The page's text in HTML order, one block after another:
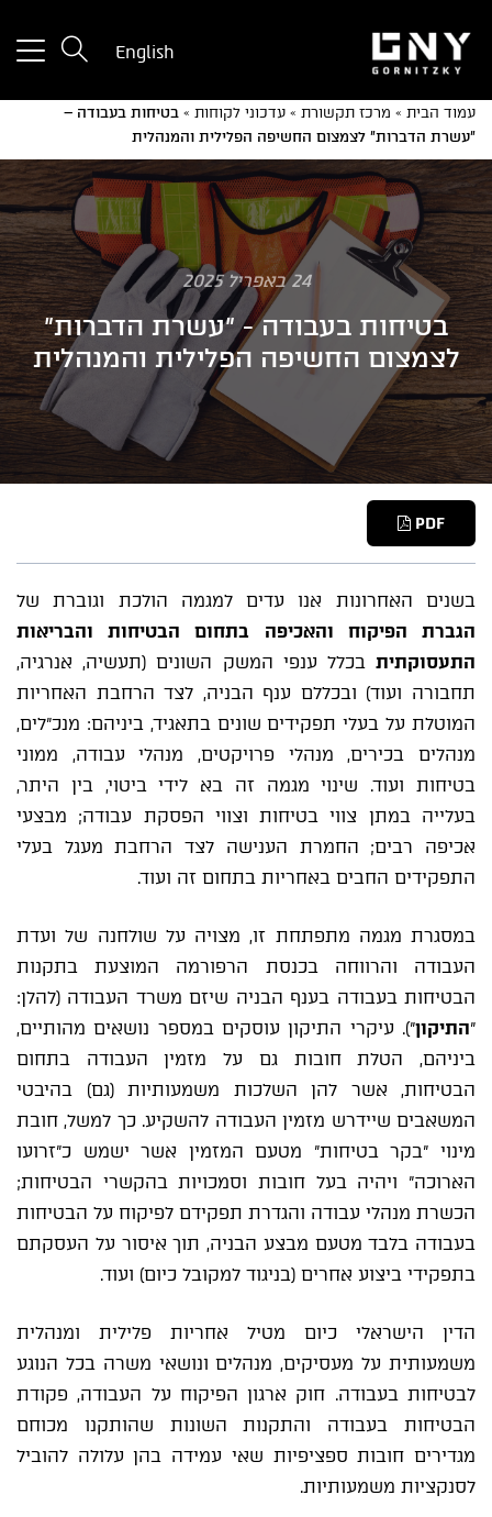
English
עמוד הבית » מרכז תקשורת » עדכוני לקוחות » בטיחות בעבודה –
"עשרת הדברות" לצמצום החשיפה הפלילית והמנהלית
24 באפריל 2025
בטיחות בעבודה - "עשרת הדברות"
לצמצום החשיפה הפלילית והמנהלית
PDF
בשנים האחרונות אנו עדים למגמה הולכת וגוברת של
הגברת הפיקוח והאכיפה בתחום הבטיחות והבריאות
התעסוקתית בכלל ענפי המשק השונים (תעשיה, אנרגיה,
תחבורה ועוד) ובכללם ענף הבניה, לצד הרחבת האחריות
המוטלת על בעלי תפקידים שונים בתאגיד, ביניהם: מנכ"לים,
מנהלים בכירים, מנהלי פרויקטים, מנהלי עבודה, ממוני
בטיחות ועוד. שינוי מגמה זה בא לידי ביטוי, בין היתר,
בעלייה במתן צווי בטיחות וצווי הפסקת עבודה; מבצעי
אכיפה רבים; החמרת הענישה לצד הרחבת מעגל בעלי
התפקידים החבים באחריות בתחום זה ועוד.
במסגרת מגמה מתפתחת זו, מצויה על שולחנה של ועדת
העבודה והרווחה בכנסת הרפורמה המוצעת בתקנות
הבטיחות בעבודה בענף הבניה שיזם משרד העבודה (להלן:
"התיקון"). עיקרי התיקון עוסקים במספר נושאים מהותיים,
ביניהם, הטלת חובות גם על מזמין העבודה בתחום
הבטיחות, אשר להן השלכות משמעותיות (גם) בהיבטי
המשאבים שיידרש מזמין העבודה להשקיע. כך למשל, חובת
מינוי "בקר בטיחות" מטעם המזמין אשר ישמש כ"זרועו
הארוכה" ויהיה בעל חובות וסמכויות בהקשרי הבטיחות;
הכשרת מנהלי עבודה והגדרת תפקידם לפיקוח על הבטיחות
בעבודה בלבד מטעם מבצע הבניה, תוך איסור על העסקתם
בתפקידי ביצוע אחרים (בניגוד למקובל כיום) ועוד.
הדין הישראלי כיום מטיל אחריות פלילית ומנהלית
משמעותית על מעסיקים, מנהלים ונושאי משרה בכל הנוגע
לבטיחות בעבודה. חוק ארגון הפיקוח על העבודה, פקודת
הבטיחות בעבודה והתקנות השונות שהותקנו מכוחם
מגדירים חובות ספציפיות שאי עמידה בהן עלולה להוביל
לסנקציות משמעותיות.